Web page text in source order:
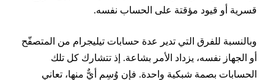
أو قيود مؤقتة على الحساب نفسه.
للفرق التي تدير عدة حسابات تيليجرام من المتصفّح
الجهاز نفسه، يزداد الأمر بشاعة. إذ تتشارك كل تلك
بصمة شبكية واحدة. فإن وُسِم أيٌّ منها، تعاني